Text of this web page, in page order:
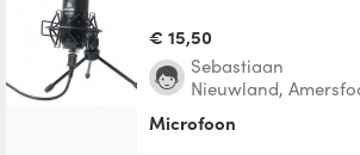
maar gebruik hem nu
€ 15,50
Sebastiaan
Nieuwland,
Microfoon